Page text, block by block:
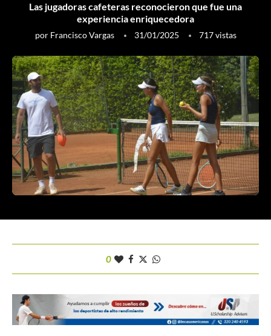
Las jugadoras cafeteras reconocieron que fue una
experiencia enriquecedora
por Francisco Vargas 31/01/2025 717vistas
0